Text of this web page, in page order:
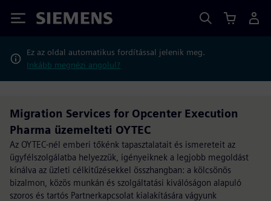
Siemens
Ez az oldal automatikus fordítással jelenik meg.
Inkább megnézi angolul?
Migration Services for Opcenter Execution
Pharma üzemelteti OYTEC
Az OYTEC-nél emberi tőkénk tapasztalatait és ismereteit az
ügyfélszolgálatba helyezzük, igényeiknek a legjobb megoldást
kínálva az üzleti célkitűzésekkel összhangban: a kölcsönös
bizalmon, közös munkán és szolgáltatási kiválóságon alapuló
szoros és tartós Partnerkapcsolat kialakítására vágyunk